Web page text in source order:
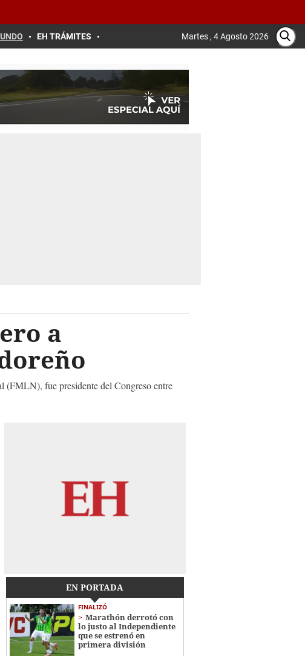
EH TRÁMITES Martes , 4 Agosto 2026
a
(FMLN), fue presidente del Congreso entre
EN PORTADA
FINALIZÓ
Marathón derrotó con
lo justo al Independiente
que se estrenó en
primera división